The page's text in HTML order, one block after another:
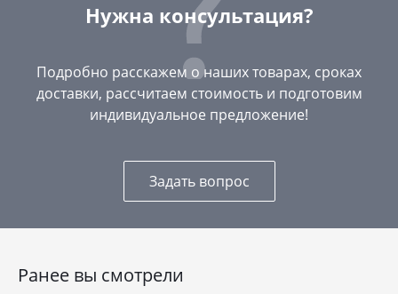
Нужна консультация?
Подробно расскажем о наших товарах, сроках
доставки, рассчитаем стоимость и подготовим
индивидуальное предложение!
Задать вопрос
Ранее вы смотрели